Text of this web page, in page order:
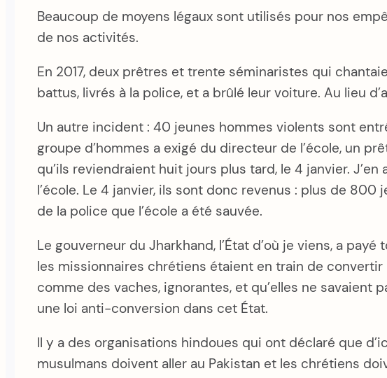
Beaucoup de moyens légaux sont utilisés pour nos
de nos activités.
En 2017, deux prêtres et trente séminaristes qui
battus, livrés à la police, et a brûlé leur voiture. Au lieu
Un autre incident : 40 jeunes hommes violents sont
groupe d’hommes a exigé du directeur de l’école, un
qu’ils reviendraient huit jours plus tard, le 4 janvier.
l’école. Le 4 janvier, ils sont donc revenus : plus de
de la police que l’école a été sauvée.
Le gouverneur du Jharkhand, l’État d’où je viens, a
les missionnaires chrétiens étaient en train de
comme des vaches, ignorantes, et qu’elles ne savaient
une loi anti-conversion dans cet État.
Il y a des organisations hindoues qui ont déclaré que
musulmans doivent aller au Pakistan et les chrétiens